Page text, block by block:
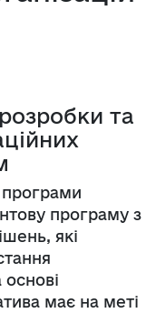
та
програму з
які
має на меті